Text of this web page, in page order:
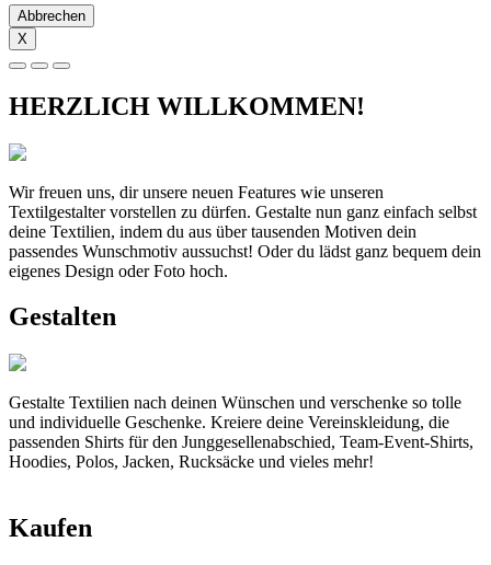
Abbrechen
X
HERZLICH WILLKOMMEN!
Wir freuen uns, dir unsere neuen Features wie unseren
Textilgestalter vorstellen zu dürfen. Gestalte nun ganz einfach selbst
deine Textilien, indem du aus über tausenden Motiven dein
passendes Wunschmotiv aussuchst! Oder du lädst ganz bequem dein
eigenes Design oder Foto hoch.
Gestalten
Gestalte Textilien nach deinen Wünschen und verschenke so tolle
und individuelle Geschenke. Kreiere deine Vereinskleidung, die
passenden Shirts für den Junggesellenabschied, Team-Event-Shirts,
Hoodies, Polos, Jacken, Rucksäcke und vieles mehr!
Kaufen